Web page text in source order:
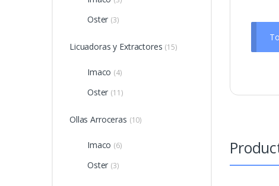
Oster (3)
Licuadoras y Extractores (15)
Imaco (4)
Oster (11)
Ollas Arroceras (10)
Imaco (6)
Oster (3)